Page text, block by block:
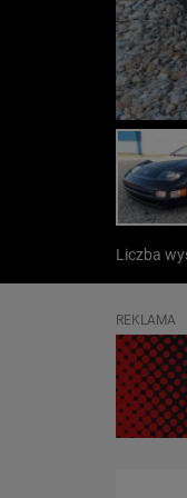
Liczba
REKLAMA